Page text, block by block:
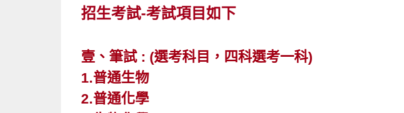
招生考試-考試項目如下
壹、筆試 : (選考科目，四科選考一科)
1.普通生物
2.普通化學